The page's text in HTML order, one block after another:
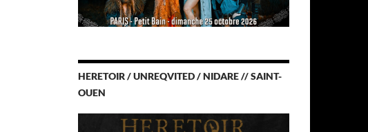
HERETOIR / UNREQVITED / NIDARE // SAINT-
OUEN